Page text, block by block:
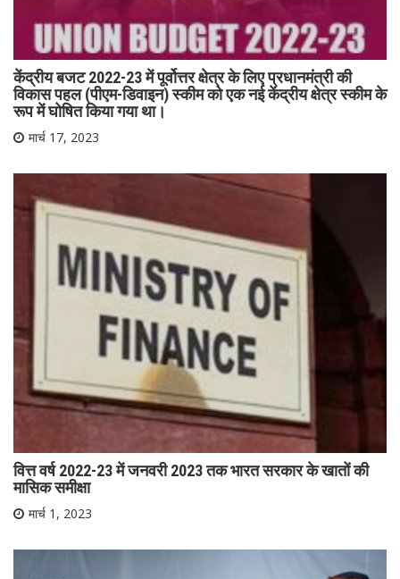
केंद्रीय बजट 2022-23 में पूर्वोत्तर क्षेत्र के लिए प्रधानमंत्री की
विकास पहल (पीएम-डिवाइन) स्कीम को एक नई केंद्रीय क्षेत्र स्कीम के
रूप में घोषित किया गया था।
मार्च 17, 2023
वित्त वर्ष 2022-23 में जनवरी 2023 तक भारत सरकार के खातों की
मासिक समीक्षा
मार्च 1, 2023